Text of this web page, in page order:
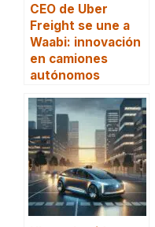
CEO de Uber
Freight se une a
Waabi: innovación
en camiones
autónomos